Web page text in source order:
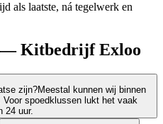
als laatste, ná tegelwerk en
— Kitbedrijf Exloo
zijn?Meestal kunnen wij binnen
spoedklussen lukt het vaak
24 uur.